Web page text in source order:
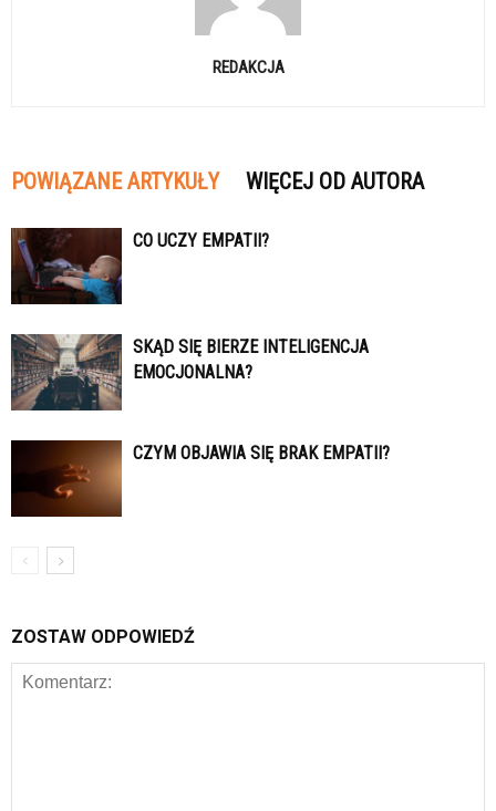
REDAKCJA
POWIĄZANE ARTYKUŁY WIĘCEJ OD AUTORA
CO UCZY EMPATII?
SKĄD SIĘ BIERZE INTELIGENCJA
EMOCJONALNA?
CZYM OBJAWIA SIĘ BRAK EMPATII?
ZOSTAW ODPOWIEDŹ